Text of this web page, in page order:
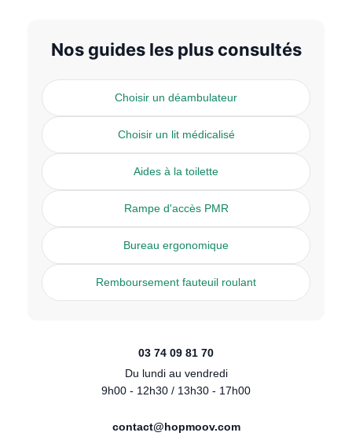
Nos guides les plus consultés
Choisir un déambulateur
Choisir un lit médicalisé
Aides à la toilette
Rampe d'accès PMR
Bureau ergonomique
Remboursement fauteuil roulant
03 74 09 81 70
Du lundi au vendredi
9h00 - 12h30 / 13h30 - 17h00
contact@hopmoov.com